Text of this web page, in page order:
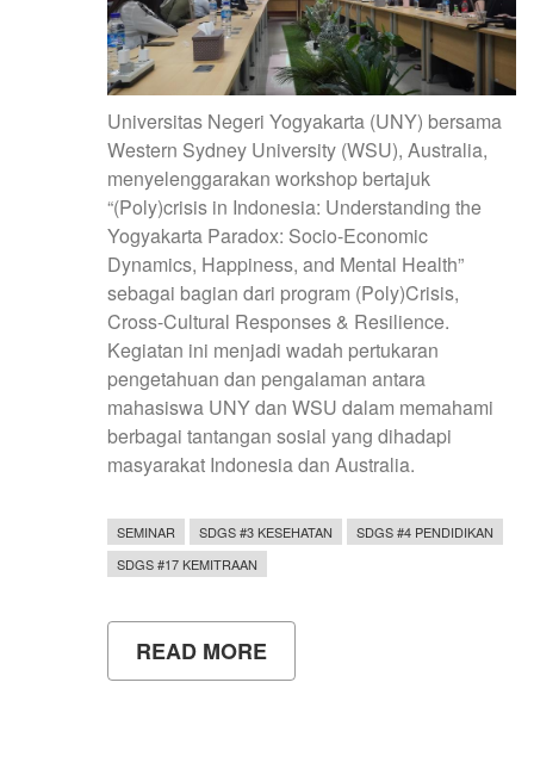
Universitas Negeri Yogyakarta (UNY) bersama
Western Sydney University (WSU), Australia,
menyelenggarakan workshop bertajuk
“(Poly)crisis in Indonesia: Understanding the
Yogyakarta Paradox: Socio-Economic
Dynamics, Happiness, and Mental Health”
sebagai bagian dari program (Poly)Crisis,
Cross-Cultural Responses & Resilience.
Kegiatan ini menjadi wadah pertukaran
pengetahuan dan pengalaman antara
mahasiswa UNY dan WSU dalam memahami
berbagai tantangan sosial yang dihadapi
masyarakat Indonesia dan Australia.
SEMINAR SDGS #3 KESEHATAN
SDGS #4 PENDIDIKAN
SDGS #17 KEMITRAAN
READ MORE
MAHASISWA